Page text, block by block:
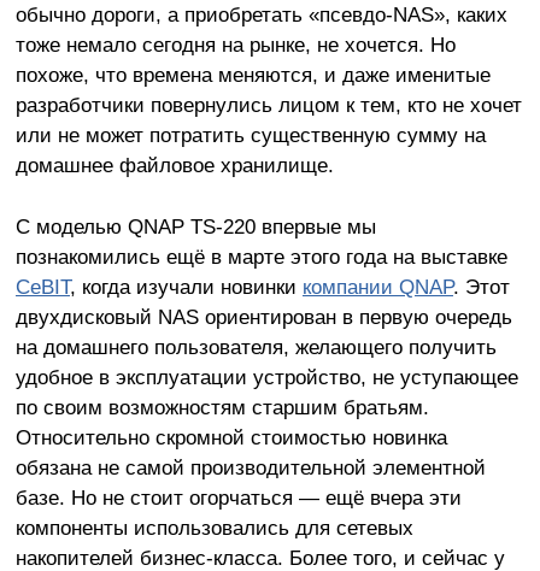
обычно дороги, а приобретать «псевдо-NAS», каких
тоже немало сегодня на рынке, не хочется. Но
похоже, что времена меняются, и даже именитые
разработчики повернулись лицом к тем, кто не хочет
или не может потратить существенную сумму на
домашнее файловое хранилище.
С моделью QNAP TS-220 впервые мы
познакомились ещё в марте этого года на выставке
CeBIT, когда изучали новинки компании QNAP. Этот
двухдисковый NAS ориентирован в первую очередь
на домашнего пользователя, желающего получить
удобное в эксплуатации устройство, не уступающее
по своим возможностям старшим братьям.
Относительно скромной стоимостью новинка
обязана не самой производительной элементной
базе. Но не стоит огорчаться — ещё вчера эти
компоненты использовались для сетевых
накопителей бизнес-класса. Более того, и сейчас у